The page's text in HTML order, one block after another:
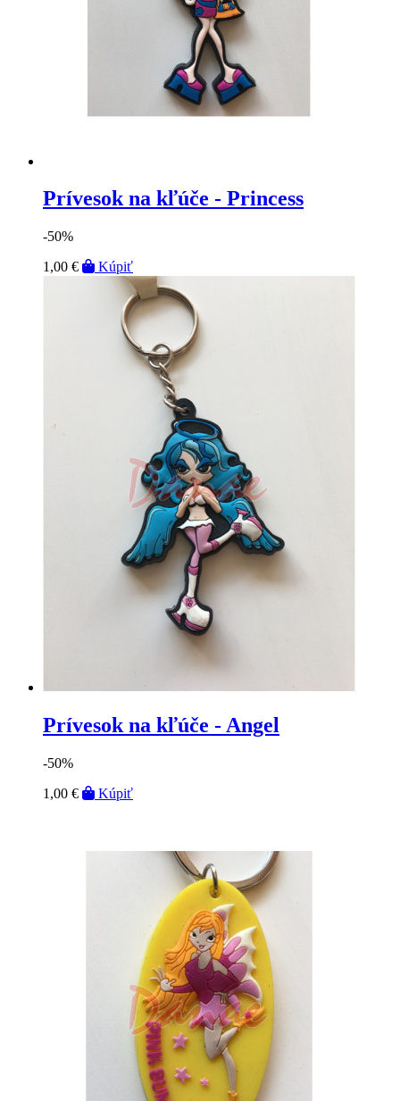
Prívesok na kľúče - Princess
-50%
1,00 €
Kúpiť
Prívesok na kľúče - Angel
-50%
1,00 €
Kúpiť